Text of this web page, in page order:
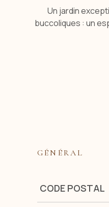
Un jardin
buccoliques : un
GÉNÉRAL
Caractérisque
CODE POSTAL